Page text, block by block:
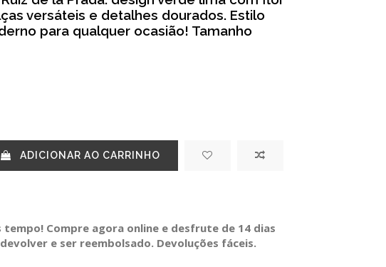
versáteis e detalhes dourados. Estilo
para qualquer ocasião! Tamanho
ADICIONAR AO CARRINHO
tempo! Compre agora online e desfrute de 14 dias
e ser reembolsado. Devoluções fáceis.